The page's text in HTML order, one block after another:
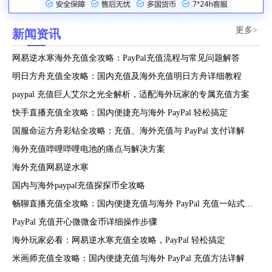
新闻资讯 更多>
网易逆水寒海外充值全攻略：PayPal充值流程与常见问题解答
明日方舟充值全攻略：国内充值及海外充值明日方舟详细教程
paypal 充值巨人艾尔之光全解析，适配海外玩家的专属充值方案
快手直播充值全攻略：国内便捷充与海外 PayPal 轻松搞定
国服命运方舟彩钻全攻略：充值、海外充值与 PayPal 支付详解
海外充值哔哩哔哩电池的痛点与解决方案
海外充值网易逆水寒
国内与海外paypal充值探探币全攻略
畅聊直播充值全攻略：国内便捷充值与海外 PayPal 充值一站式指南
PayPal 充值开心微微金币详细操作步骤
海外玩家必看：网易逆水寒充值全攻略，PayPal 轻松搞定
米画师充值全攻略：国内便捷充值与海外 PayPal 充值方法详解